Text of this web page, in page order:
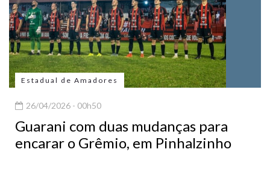
Estadual de Amadores
26/04/2026 - 00h50
Guarani com duas mudanças para
encarar o Grêmio, em Pinhalzinho